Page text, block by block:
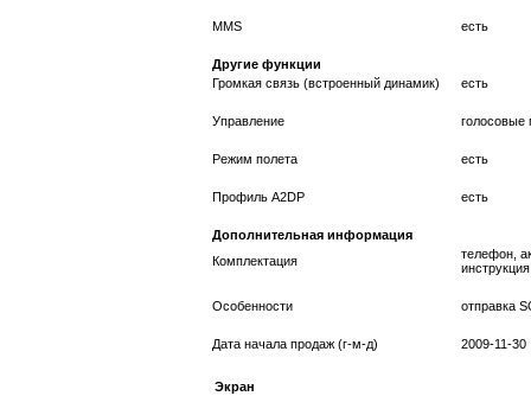
MMS есть
Другие функции
Громкая связь (встроенный динамик)
есть
Управление голосовые
Режим полета есть
Профиль A2DP есть
Дополнительная информация
Комплектация
телефон,
инструкция
Особенности отправка
Дата начала продаж (г-м-д) 2009-11-30
Экран